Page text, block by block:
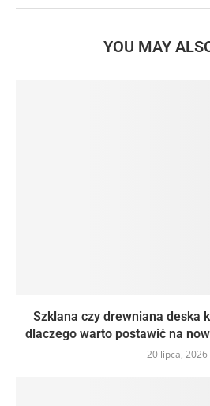
YOU MAY
Szklana czy drewniana deska
dlaczego warto postawić na
20 lipca, 2026